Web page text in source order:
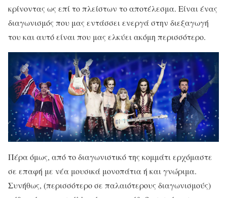
κρίνοντας ως επί το πλείστων το αποτέλεσμα. Είναι ένας
διαγωνισμός που μας εντάσσει ενεργά στην διεξαγωγή
του και αυτό είναι που μας ελκύει ακόμη περισσότερο.
Πέρα όμως, από το διαγωνιστικό της κομμάτι ερχόμαστε
σε επαφή με νέα μουσικά μονοπάτια ή και γνώριμα.
Συνήθως, (περισσότερο σε παλαιότερους διαγωνισμούς)